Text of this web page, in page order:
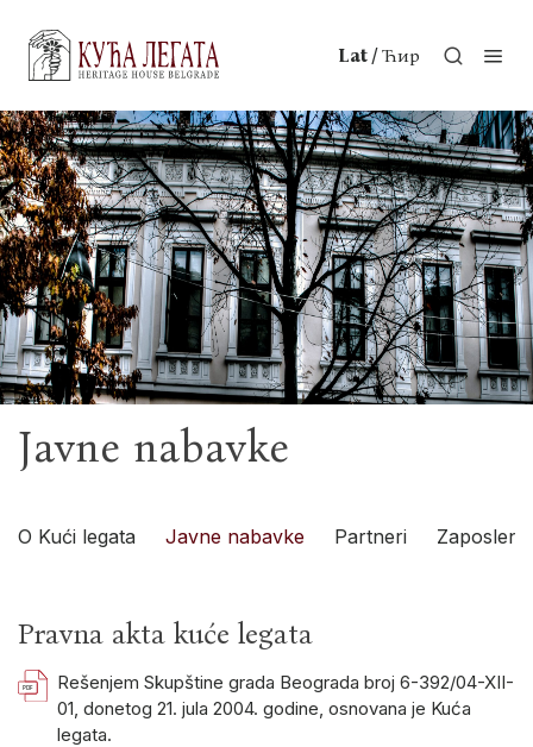
Lat /Ћир
Javne nabavke
O Kući legata Javne nabavke Partneri Zaposleni
Pravna akta kuće legata
Rešenjem Skupštine grada Beograda broj 6-392/04-XII-
01, donetog 21. jula 2004. godine, osnovana je Kuća
legata.